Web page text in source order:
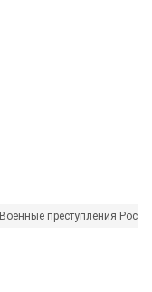
Военные преступления